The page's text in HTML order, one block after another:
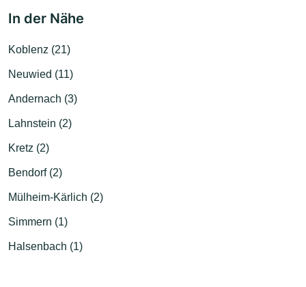
In der Nähe
Koblenz (21)
Neuwied (11)
Andernach (3)
Lahnstein (2)
Kretz (2)
Bendorf (2)
Mülheim-Kärlich (2)
Simmern (1)
Halsenbach (1)